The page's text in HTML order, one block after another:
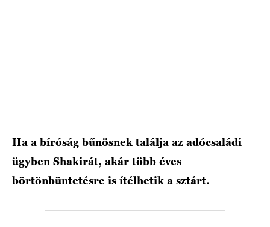
Ha a bíróság bűnösnek találja az adócsaládi
ügyben Shakirát, akár több éves
börtönbüntetésre is ítélhetik a sztárt.